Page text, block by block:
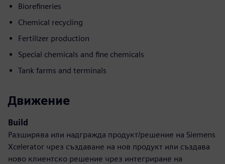
Biorefineries
Chemical recycling
Fertilizer production
Special chemicals and fine chemicals
Tank farms and terminals
Движение
Build
Разширява или надгражда продукт/решение на Siemens
Xcelerator чрез създаване на нов продукт или създава
ново клиентско решение чрез интегриране на